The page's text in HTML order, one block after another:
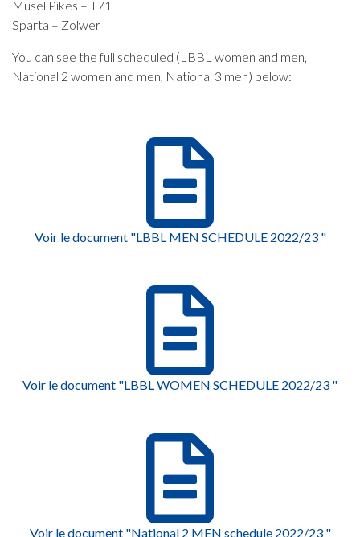
Musel Pikes – T71
Sparta – Zolwer
You can see the full scheduled (LBBL women and men,
National 2 women and men, National 3 men) below:
Voir le document "LBBL MEN SCHEDULE 2022/23 "
Voir le document "LBBL WOMEN SCHEDULE 2022/23 "
Voir le document "National 2 MEN schedule 2022/23 "